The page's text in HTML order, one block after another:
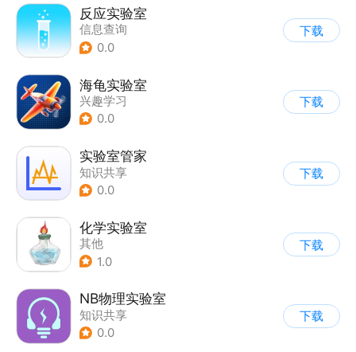
反应实验室
信息查询
0.0
下载
海龟实验室
兴趣学习
0.0
下载
实验室管家
知识共享
0.0
下载
化学实验室
其他
1.0
下载
NB物理实验室
知识共享
0.0
下载